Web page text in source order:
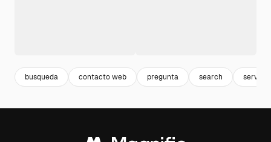
busqueda contacto web pregunta search